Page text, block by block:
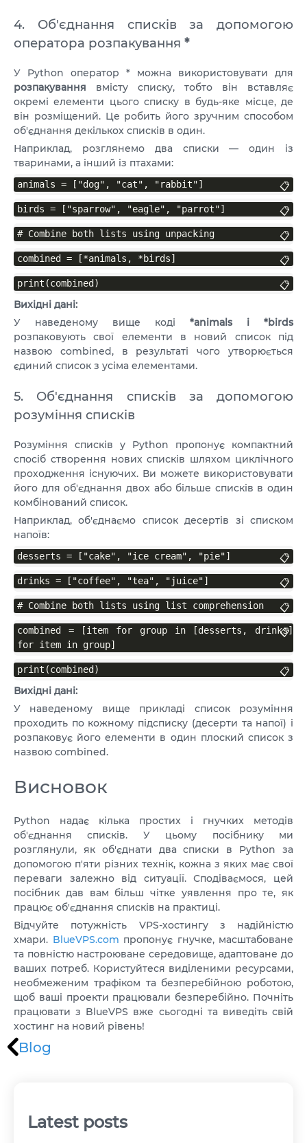
4. Об'єднання списків за допомогою
оператора розпакування *
У Python оператор * можна використовувати для
розпакування вмісту списку, тобто він вставляє
окремі елементи цього списку в будь-яке місце, де
він розміщений. Це робить його зручним способом
об'єднання декількох списків в один.
Наприклад, розглянемо два списки — один із
тваринами, а інший із птахами:
animals = ["dog", "cat", "rabbit"] 📋
birds = ["sparrow", "eagle", "parrot"] 📋
# Combine both lists using unpacking 📋
combined = [*animals, *birds] 📋
print(combined) 📋
Вихідні дані:
У наведеному вище коді *animals і *birds
розпаковують свої елементи в новий список під
назвою combined, в результаті чого утворюється
єдиний список з усіма елементами.
5. Об'єднання списків за допомогою
розуміння списків
Розуміння списків у Python пропонує компактний
спосіб створення нових списків шляхом циклічного
проходження існуючих. Ви можете використовувати
його для об'єднання двох або більше списків в один
комбінований список.
Наприклад, об'єднаємо список десертів зі списком
напоїв:
desserts = ["cake", "ice cream", "pie"] 📋
drinks = ["coffee", "tea", "juice"] 📋
# Combine both lists using list comprehension 📋
combined = [item for group in [desserts, drinks]
for item in group]
📋
print(combined) 📋
Вихідні дані:
У наведеному вище прикладі список розуміння
проходить по кожному підсписку (десерти та напої) і
розпаковує його елементи в один плоский список з
назвою combined.
Висновок
Python надає кілька простих і гнучких методів
об'єднання списків. У цьому посібнику ми
розглянули, як об'єднати два списки в Python за
допомогою п'яти різних технік, кожна з яких має свої
переваги залежно від ситуації. Сподіваємося, цей
посібник дав вам більш чітке уявлення про те, як
працює об'єднання списків на практиці.
Відчуйте потужність VPS-хостингу з надійністю
хмари. BlueVPS.com пропонує гнучке, масштабоване
та повністю настроюване середовище, адаптоване до
ваших потреб. Користуйтеся виділеними ресурсами,
необмеженим трафіком та безперебійною роботою,
щоб ваші проекти працювали безперебійно. Почніть
працювати з BlueVPS вже сьогодні та виведіть свій
хостинг на новий рівень!
Blog
Latest posts